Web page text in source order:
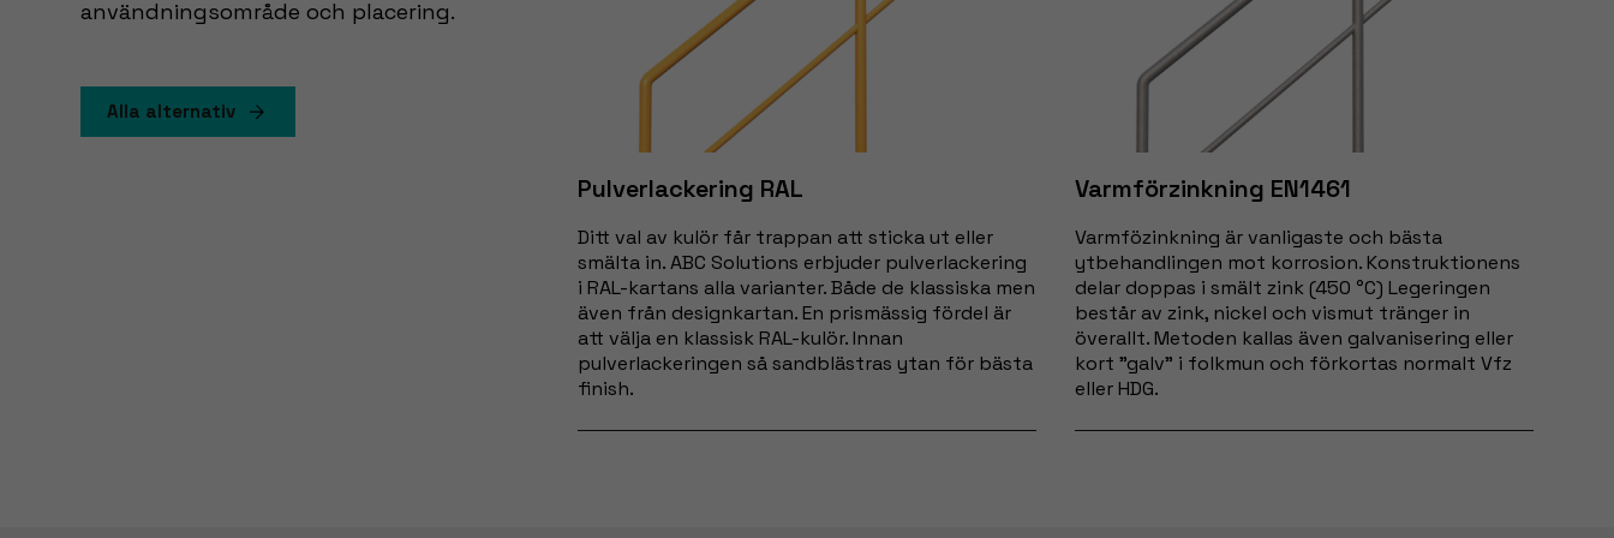
användningsområde och placering.
Alla alternativ
Pulverlackering RAL
Ditt val av kulör får trappan att sticka ut eller
smälta in. ABC Solutions erbjuder pulverlackering
i RAL-kartans alla varianter. Både de klassiska men
även från designkartan. En prismässig fördel är
att välja en klassisk RAL-kulör. Innan
pulverlackeringen så sandblästras ytan för bästa
finish.
Varmförzinkning EN1461
Varmfözinkning är vanligaste och bästa
ytbehandlingen mot korrosion. Konstruktionens
delar doppas i smält zink (450 °C) Legeringen
består av zink, nickel och vismut tränger in
överallt. Metoden kallas även galvanisering eller
kort ”galv” i folkmun och förkortas normalt Vfz
eller HDG.
och
uppbyggnad,
hemsida ska
prestera så
bra som
möjligt under
ditt besök.
Om du nekar